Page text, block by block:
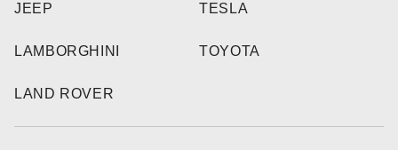
JEEP
LAMBORGHINI
LAND ROVER
TESLA
TOYOTA